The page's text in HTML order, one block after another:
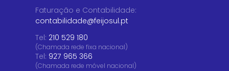
Faturação e Contabilidade:
contabilidade@feijosul.pt
Tel: 210 529 180
(Chamada rede fixa nacional)
Tel: 927 965 366
(Chamada rede móvel nacional)